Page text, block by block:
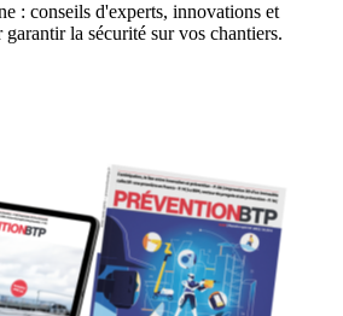
: conseils d'experts, innovations et
la sécurité sur vos chantiers.